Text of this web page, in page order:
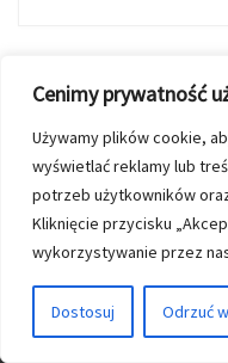
Cenimy prywatność
Używamy plików cookie,
wyświetlać reklamy lub
potrzeb użytkowników
Kliknięcie przycisku
wykorzystywanie przez
Dostosuj Odrzuć
Nawigacja